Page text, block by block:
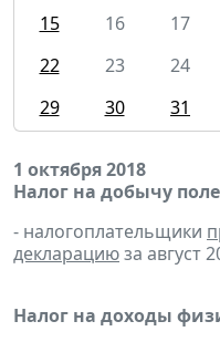
15
16 17
22
23 24
29
30 31
1 октября 2018
Налог на добычу
- налогоплательщики
декларациюза август
Налог на доходы